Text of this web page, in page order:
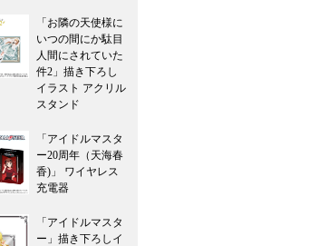
「お隣の天使様に
いつの間にか駄目
人間にされていた
件2」描き下ろし
イラスト アクリル
スタンド
「アイドルマスタ
ー20周年（天海春
香)」 ワイヤレス
充電器
「アイドルマスタ
ー」描き下ろしイ